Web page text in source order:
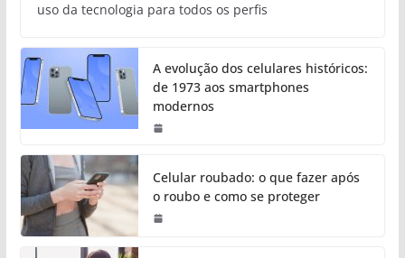
uso da tecnologia para todos os perfis
A evolução dos celulares históricos:
de 1973 aos smartphones
modernos
Celular roubado: o que fazer após
o roubo e como se proteger